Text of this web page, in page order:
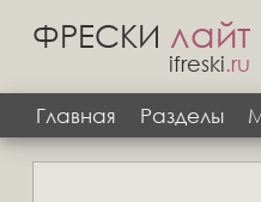
ФРЕСКИ лайт
ifreski.ru
Главная
Разделы